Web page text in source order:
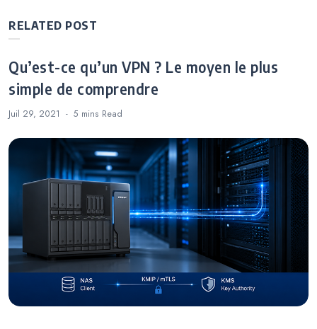
l’article
année ! Créez
cloud hybride
pour réaliser des
économies
RELATED POST
Qu’est-ce qu’un VPN ? Le moyen le plus
simple de comprendre
Juil 29, 2021 5 mins Read